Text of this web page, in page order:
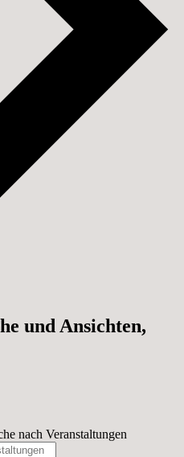
und Ansichten,
nach Veranstaltungen